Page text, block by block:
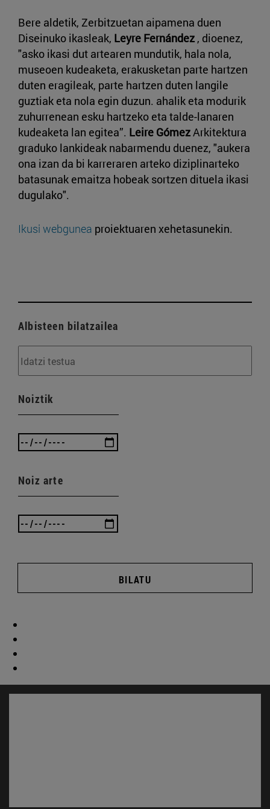
Bere aldetik, Zerbitzuetan aipamena duen
Diseinuko ikasleak, Leyre Fernández , dioenez,
"asko ikasi dut artearen mundutik, hala nola,
museoen kudeaketa, erakusketan parte hartzen
duten eragileak, parte hartzen duten langile
guztiak eta nola egin duzun. ahalik eta modurik
zuhurrenean esku hartzeko eta talde-lanaren
kudeaketa lan egitea”. Leire GómezArkitektura
graduko lankideak nabarmendu duenez, "aukera
ona izan da bi karreraren arteko diziplinarteko
batasunak emaitza hobeak sortzen dituela ikasi
dugulako".
Ikusi webgunea proiektuaren xehetasunekin.
Albisteen bilatzailea
Noiztik
Noiz arte
BILATU